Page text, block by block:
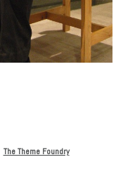
The Theme Foundry